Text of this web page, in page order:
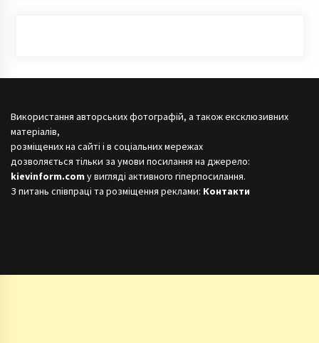
Використання авторських фотографій, а також ексклюзивних
матеріалів,
розміщених на сайті і в соціальних мережах
дозволяється тільки за умови посилання на джерело:
kievinform.com у вигляді активного гіперпосилання.
З питань співпраці та розміщення реклами: Контакти